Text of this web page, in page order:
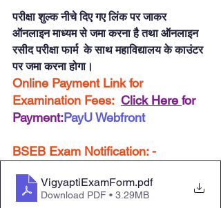
परीक्षा शुल्क नीचे दिए गए लिंक पर जाकर
ऑनलाइन माध्यम से जमा करना है तथा ऑनलाइन
रसीद परीक्षा फार्म  के साथ महाविद्यालय के काउंटर
पर जमा करना होगा।
Online Payment Link for
Examination Fees: Click Here for
Payment:PayU Webfront
BSEB Exam Notification: -
VigyaptiExamForm.pdf
Download PDF • 3.29MB